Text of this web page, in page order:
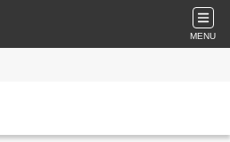
MENU